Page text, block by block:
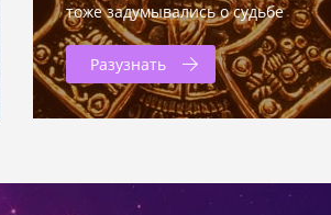
тоже задумывались о судьбе
Разузнать